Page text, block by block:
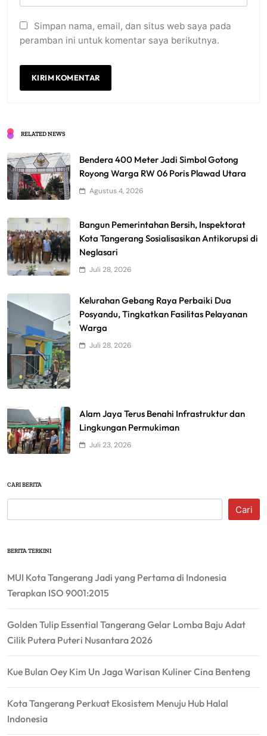
Simpan nama, email, dan situs web saya pada
peramban ini untuk komentar saya berikutnya.
RELATED NEWS
Bendera 400 Meter Jadi Simbol Gotong
Royong Warga RW 06 Poris Plawad Utara
Agustus 4, 2026
Bangun Pemerintahan Bersih, Inspektorat
Kota Tangerang Sosialisasikan Antikorupsi di
Neglasari
Juli 28, 2026
Kelurahan Gebang Raya Perbaiki Dua
Posyandu, Tingkatkan Fasilitas Pelayanan
Warga
Juli 28, 2026
Alam Jaya Terus Benahi Infrastruktur dan
Lingkungan Permukiman
Juli 23, 2026
CARI BERITA
Cari
BERITA TERKINI
MUI Kota Tangerang Jadi yang Pertama di Indonesia
Terapkan ISO 9001:2015
Golden Tulip Essential Tangerang Gelar Lomba Baju Adat
Cilik Putera Puteri Nusantara 2026
Kue Bulan Oey Kim Un Jaga Warisan Kuliner Cina Benteng
Kota Tangerang Perkuat Ekosistem Menuju Hub Halal
Indonesia